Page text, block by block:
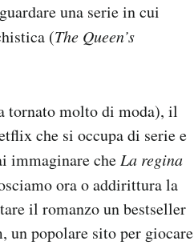
una serie in cui
(The Queen’s
tornato molto di moda), il
che si occupa di serie e
immaginare cheLa regina
ora o addirittura la
il romanzo un bestseller
un popolare sito per giocare